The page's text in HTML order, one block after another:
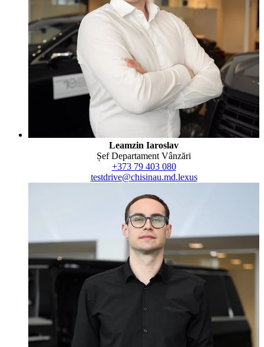
Leamzin Iaroslav
Șef Departament Vânzări
+373 79 403 080
testdrive@chisinau.md.lexus